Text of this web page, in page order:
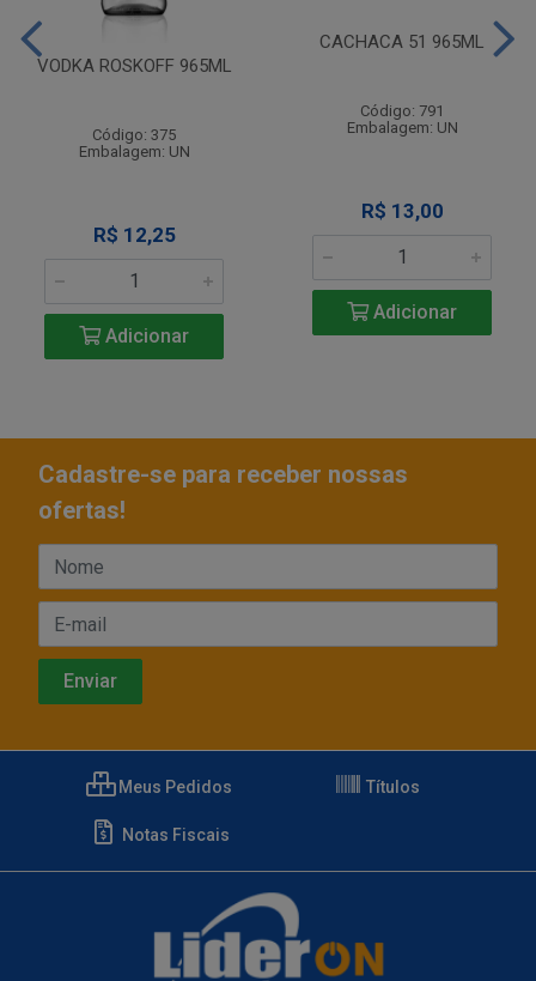
VODKA ROSKOFF 965ML
Código: 375
Embalagem: UN
R$ 12,25
Adicionar
CACHACA 51 965ML
Código: 791
Embalagem: UN
R$ 13,00
Adicionar
Cadastre-se para receber nossas
ofertas!
Meus Pedidos Títulos
Notas Fiscais